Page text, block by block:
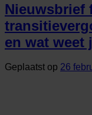
Nieuwsbrief
en wat weet
Geplaatst op 26